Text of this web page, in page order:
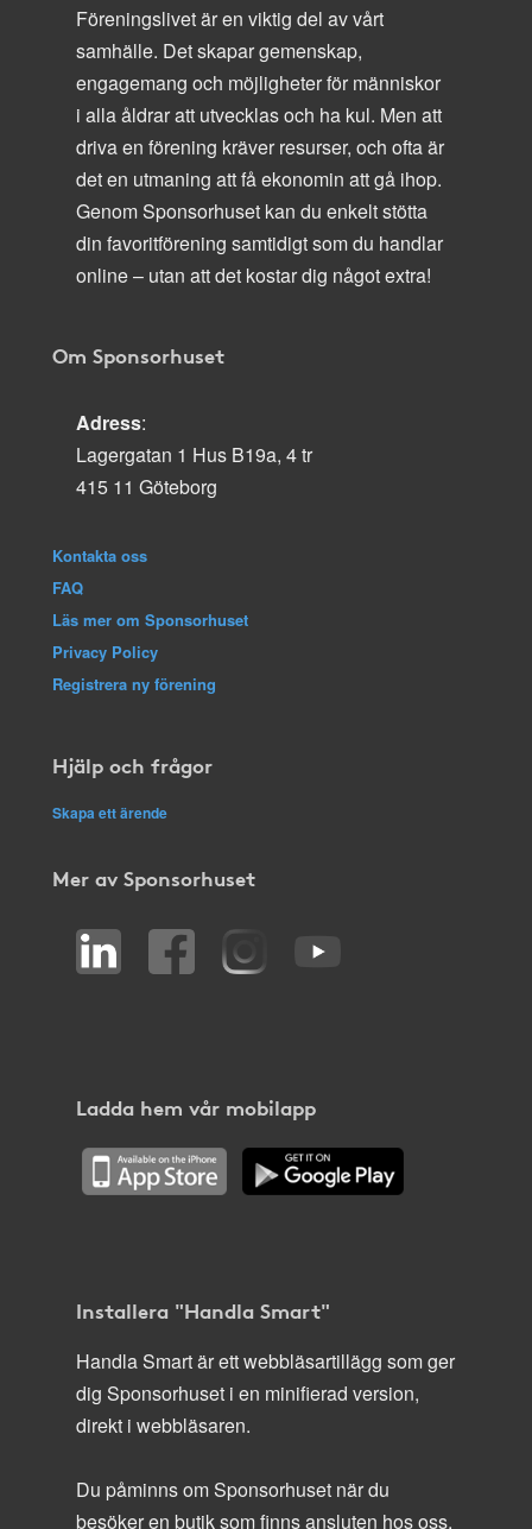
Föreningslivet är en viktig del av vårt
samhälle. Det skapar gemenskap,
engagemang och möjligheter för människor
i alla åldrar att utvecklas och ha kul. Men att
driva en förening kräver resurser, och ofta är
det en utmaning att få ekonomin att gå ihop.
Genom Sponsorhuset kan du enkelt stötta
din favoritförening samtidigt som du handlar
online – utan att det kostar dig något extra!
Om Sponsorhuset
Adress:
Lagergatan 1 Hus B19a, 4 tr
415 11 Göteborg
Kontakta oss
FAQ
Läs mer om Sponsorhuset
Privacy Policy
Registrera ny förening
Hjälp och frågor
Skapa ett ärende
Mer av Sponsorhuset
Ladda hem vår mobilapp
Installera "Handla Smart"
Handla Smart är ett webbläsartillägg som ger
dig Sponsorhuset i en minifierad version,
direkt i webbläsaren.
Du påminns om Sponsorhuset när du
besöker en butik som finns ansluten hos oss.